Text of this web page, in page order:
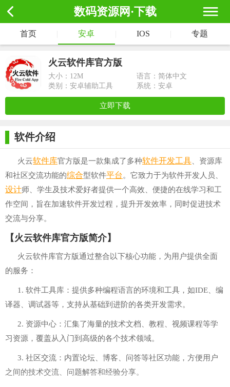
数码资源网·下载
首页 安卓 IOS 专题
火云软件库官方版
大小： 12M
语言：简体中文
类别：安卓辅助工具
系统：安卓
立即下载
软件介绍
火云软件库官方版是一款集成了多种软件开发工具 、资源库
和社区交流功能的综合型软件平台 。它致力于为软件开发人员、
设计师、学生及技术爱好者提供一个高效、便捷的在线学习和工
作空间，旨在加速软件开发过程，提升开发效率，同时促进技术
交流与分享。
【火云软件库官方版简介】
火云软件库官方版通过整合以下核心功能，为用户提供全面
的服务：
1. 软件工具库：提供多种编程语言的环境和工具，如IDE、编
译器、调试器等，支持从基础到进阶的各类开发需求。
2. 资源中心：汇集了海量的技术文档、教程、视频课程等学
习资源，覆盖从入门到高级的各个技术领域。
3. 社区交流：内置论坛、博客、问答等社区功能，方便用户
之间的技术交流、问题解答和经验分享。